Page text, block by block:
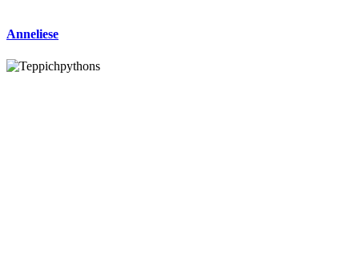
Anneliese